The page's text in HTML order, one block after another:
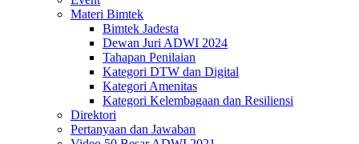
Materi Bimtek
Bimtek Jadesta
Dewan Juri ADWI 2024
Tahapan Penilaian
Kategori DTW dan Digital
Kategori Amenitas
Kategori Kelembagaan dan Resiliensi
Direktori
Pertanyaan dan Jawaban